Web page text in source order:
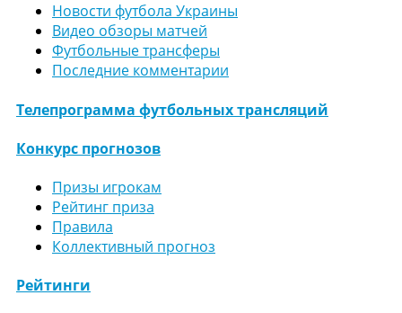
Новости футбола Украины
Видео обзоры матчей
Футбольные трансферы
Последние комментарии
Телепрограмма футбольных трансляций
Конкурс прогнозов
Призы игрокам
Рейтинг приза
Правила
Коллективный прогноз
Рейтинги